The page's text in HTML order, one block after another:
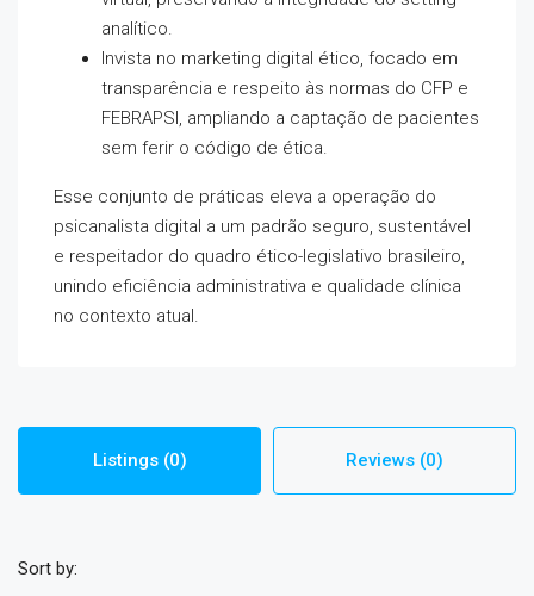
analítico.
Invista no marketing digital ético, focado em
transparência e respeito às normas do CFP e
FEBRAPSI, ampliando a captação de pacientes
sem ferir o código de ética.
Esse conjunto de práticas eleva a operação do
psicanalista digital a um padrão seguro, sustentável
e respeitador do quadro ético-legislativo brasileiro,
unindo eficiência administrativa e qualidade clínica
no contexto atual.
Listings (0) Reviews (0)
Sort by: